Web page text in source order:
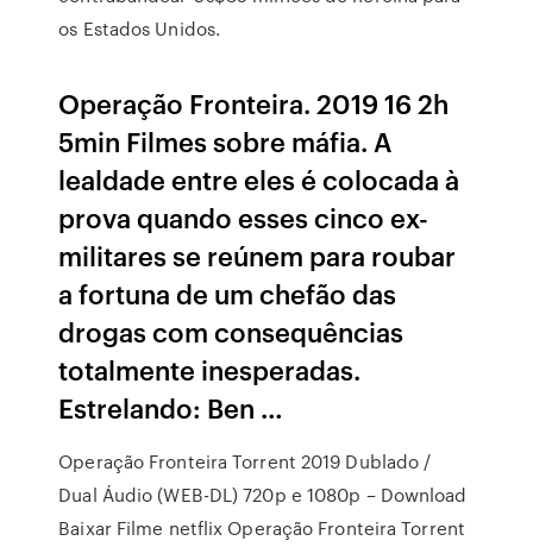
os Estados Unidos.
Operação Fronteira. 2019 16 2h
5min Filmes sobre máfia. A
lealdade entre eles é colocada à
prova quando esses cinco ex-
militares se reúnem para roubar
a fortuna de um chefão das
drogas com consequências
totalmente inesperadas.
Estrelando: Ben …
Operação Fronteira Torrent 2019 Dublado /
Dual Áudio (WEB-DL) 720p e 1080p – Download
Baixar Filme netflix Operação Fronteira Torrent